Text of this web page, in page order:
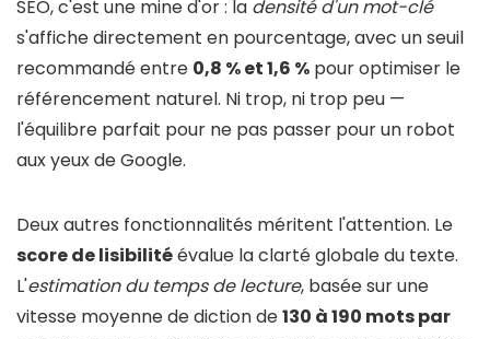
SEO, c'est une mine d'or : la densité d'un mot-clé
s'affiche directement en pourcentage, avec un seuil
recommandé entre 0,8 % et 1,6 % pour optimiser le
référencement naturel. Ni trop, ni trop peu —
l'équilibre parfait pour ne pas passer pour un robot
aux yeux de Google.
Deux autres fonctionnalités méritent l'attention. Le
score de lisibilitéévalue la clarté globale du texte.
L'estimation du temps de lecture, basée sur une
vitesse moyenne de diction de130 à 190 mots par